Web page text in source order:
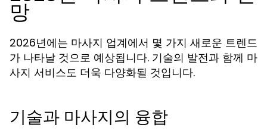
망
2026년에는 마사지 업계에서 몇 가지 새로운 트렌드
가 나타날 것으로 예상됩니다. 기술의 발전과 함께 마
사지 서비스도 더욱 다양화될 것입니다.
기술과 마사지의 융합